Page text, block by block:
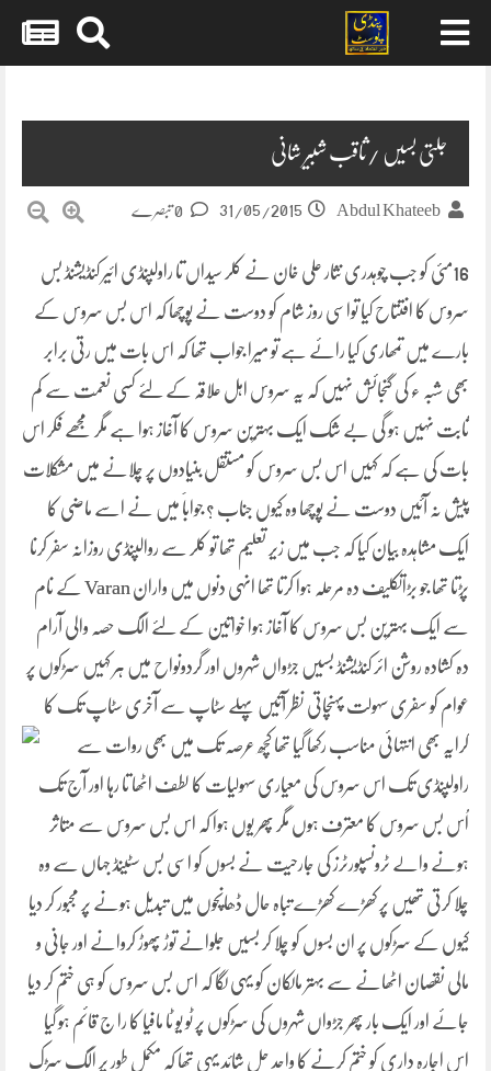
جلتی بسیں /ثاقب شبیر شانی
Abdul Khateeb
31/05/2015
16مئی کو جب چوہدری نثار علی خان نے کلر سیداں تا راولپنڈی ائیر کنڈیشنڈ بس
سروس کا افتتاح کیا تواسی روز شام کو دوست نے پوچھا کہ اس بس سروس کے
بارے میں تمھاری کیا رائے ہے تو میرا جواب تھا کہ اس بات میں رتی برابر
بھی شبہ ء کی گنجائش نہیں کہ یہ سروس اہل علاقہ کے لئے کسی نعمت سے کم
ثابت نہیں ہو گی بے شک ایک بہترین سروس کا آغاز ہوا ہے مگر مجھے فکر اس
بات کی ہے کہ کہیں اس بس سروس کو مستقل بنیادوں پر چلانے میں مشکلات
پیش نہ آئیں دوست نے پوچھا وہ کیوں جناب ؟ جواباََ میں نے اسے ماضی کا
ایک مشاہدہ بیان کیا کہ جب میں زیر تعلیم تھا تو کلر سے روالپنڈی روزانہ سفر کرنا
پڑتا تھا جو بڑاتکلیف دہ مرحلہ ہوا کرتا تھا انہی دنوں میں واران Varan کے نام
سے ایک بہترین بس سروس کا آغاز ہوا خواتین کے لئے الگ حصہ والی آرام
دہ کشادہ روشن ائر کنڈیشنڈ بسیں جڑواں شہروں اور گردونواح میں ہر کہیں سڑکوں پر
عوام کو سفری سہولت پہنچاتی نظر آتیں پہلے سٹاپ سے آخری سٹاپ تک کا
کرایہ بھی انتہائی مناسب رکھا گیا تھا کچھ عرصہ تک میں بھی روات سے
راولپنڈی تک اس سروس کی معیاری سہولیات کا لطف اٹھا تا رہا اور آج تک
اُس بس سروس کا معترف ہوں مگر پھر یوں ہوا کہ اس بس سروس سے متاثر
ہونے والے ٹرونسپورٹرز کی جارحیت نے بسوں کو اسی بس سٹینڈ جہاں سے وہ
چلا کرتی تھیں پر کھڑے کھڑے تباہ حال ڈھانچوں میں تبدیل ہونے پر مجبور کر دیا
کیوں کے سڑکوں پر ان بسوں کو چلا کر بسیں جلوانے توڑ پھوڑ کروانے اور جانی و
مالی نقصان اٹھانے سے بہتر مالکان کو یہی لگا کہ اس بس سروس کو ہی ختم کر دیا
جائے اور ایک بار پھر جڑواں شہروں کی سڑکوں پر ٹو یو ٹا مافیا کا را ج قائم ہو گیا
اس اجارہ داری کو ختم کرنے کا واحد حل شائد یہی تھا کہ مکمل طور پر الگ سڑک